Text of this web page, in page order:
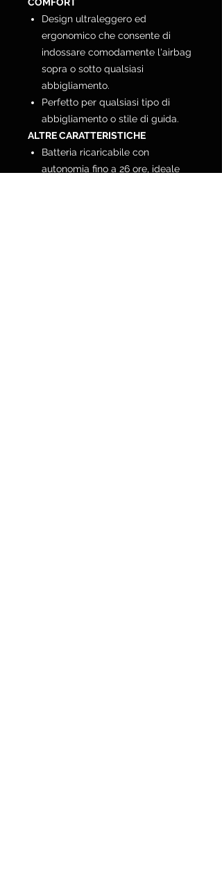
Design ultraleggero ed
ergonomico che consente di
indossare comodamente l'airbag
sopra o sotto qualsiasi
abbigliamento.
Perfetto per qualsiasi tipo di
abbigliamento o stile di guida.
ALTRE CARATTERISTICHE
Batteria ricaricabile con
autonomia fino a 26 ore, ideale